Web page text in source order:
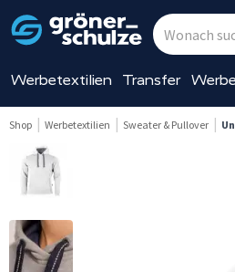
Werbetextilien Transfer
Shop Werbetextilien Sweater & Pullover